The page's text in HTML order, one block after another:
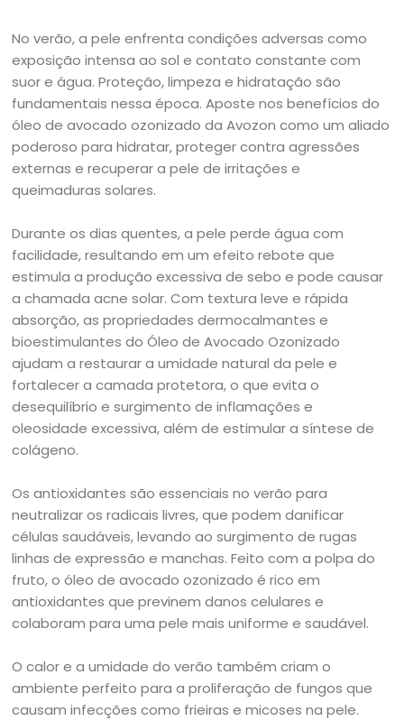
No verão, a pele enfrenta condições adversas como
exposição intensa ao sol e contato constante com
suor e água. Proteção, limpeza e hidratação são
fundamentais nessa época. Aposte nos benefícios do
óleo de avocado ozonizado da Avozon como um aliado
poderoso para hidratar, proteger contra agressões
externas e recuperar a pele de irritações e
queimaduras solares.
Durante os dias quentes, a pele perde água com
facilidade, resultando em um efeito rebote que
estimula a produção excessiva de sebo e pode causar
a chamada acne solar. Com textura leve e rápida
absorção, as propriedades dermocalmantes e
bioestimulantes do Óleo de Avocado Ozonizado
ajudam a restaurar a umidade natural da pele e
fortalecer a camada protetora, o que evita o
desequilíbrio e surgimento de inflamações e
oleosidade excessiva, além de estimular a síntese de
colágeno.
Os antioxidantes são essenciais no verão para
neutralizar os radicais livres, que podem danificar
células saudáveis, levando ao surgimento de rugas
linhas de expressão e manchas. Feito com a polpa do
fruto, o óleo de avocado ozonizado é rico em
antioxidantes que previnem danos celulares e
colaboram para uma pele mais uniforme e saudável.
O calor e a umidade do verão também criam o
ambiente perfeito para a proliferação de fungos que
causam infecções como frieiras e micoses na pele.